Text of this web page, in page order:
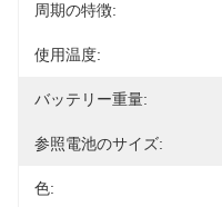
周期の特徴:
使用温度:
バッテリー重量:
参照電池のサイズ:
色: